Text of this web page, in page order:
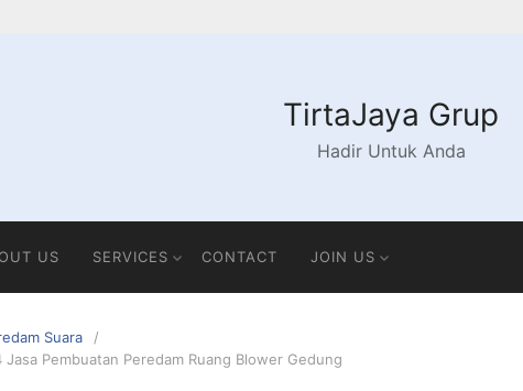
TirtaJaya Grup
Hadir Untuk Anda
US SERVICES CONTACT JOIN US
Suara
Jasa Pembuatan Peredam Ruang Blower Gedung